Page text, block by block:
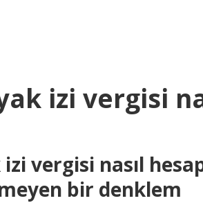
izi vergisi
vergisi nasıl
bir denklem